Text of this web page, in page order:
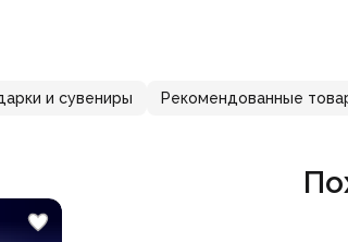
и сувениры Рекомендованные